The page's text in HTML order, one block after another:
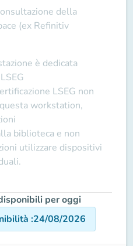
della
(ex Refinitiv
è dedicata
LSEG
LSEG non
workstation,
biblioteca e non
utilizzare dispositivi
.
per oggi
:24/08/2026